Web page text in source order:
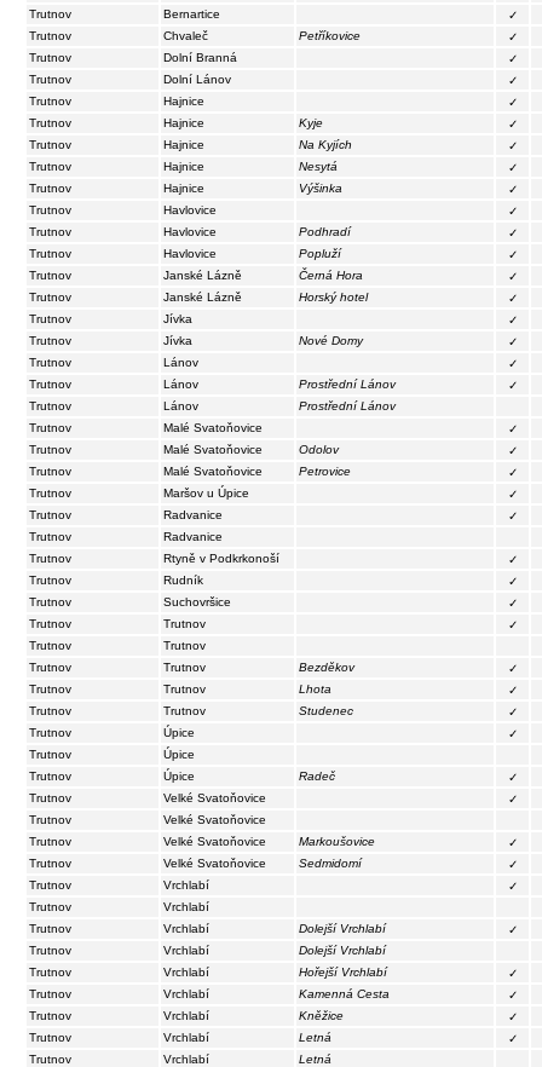
Trutnov
Bernartice
✓
Trutnov
Chvaleč Petříkovice
✓
Trutnov
Dolní Branná
✓
Trutnov
Dolní Lánov
✓
Trutnov
Hajnice
✓
Trutnov
Hajnice Kyje
✓
Trutnov
Hajnice Na Kyjích
✓
Trutnov
Hajnice Nesytá
✓
Trutnov
Hajnice Výšinka
✓
Trutnov
Havlovice
✓
Trutnov
Havlovice Podhradí
✓
Trutnov
Havlovice Popluží
✓
Trutnov
Janské Lázně Černá Hora
✓
Trutnov
Janské Lázně Horský hotel
✓
Trutnov
Jívka
✓
Trutnov
Jívka Nové Domy
✓
Trutnov
Lánov
✓
Trutnov
Lánov Prostřední Lánov
✓
Trutnov
Lánov
Prostřední Lánov
Trutnov
Malé Svatoňovice
✓
Trutnov
Malé Svatoňovice Odolov
✓
Trutnov
Malé Svatoňovice Petrovice
✓
Trutnov
Maršov u Úpice
✓
Trutnov
Radvanice
✓
Trutnov
Radvanice
Trutnov
Rtyně v Podkrkonoší
✓
Trutnov
Rudník
✓
Trutnov
Suchovršice
✓
Trutnov
Trutnov
✓
Trutnov
Trutnov
Trutnov
Trutnov Bezděkov
✓
Trutnov
Trutnov Lhota
✓
Trutnov
Trutnov Studenec
✓
Trutnov
Úpice
✓
Trutnov
Úpice
Trutnov
Úpice Radeč
✓
Trutnov
Velké Svatoňovice
✓
Trutnov
Velké Svatoňovice
Trutnov
Velké Svatoňovice Markoušovice
✓
Trutnov
Velké Svatoňovice Sedmidomí
✓
Trutnov
Vrchlabí
✓
Trutnov
Vrchlabí
Trutnov
Vrchlabí Dolejší Vrchlabí
✓
Trutnov
Vrchlabí
Dolejší Vrchlabí
Trutnov
Vrchlabí Hořejší Vrchlabí
✓
Trutnov
Vrchlabí Kamenná Cesta
✓
Trutnov
Vrchlabí Kněžice
✓
Trutnov
Vrchlabí Letná
✓
Trutnov
Vrchlabí
Letná